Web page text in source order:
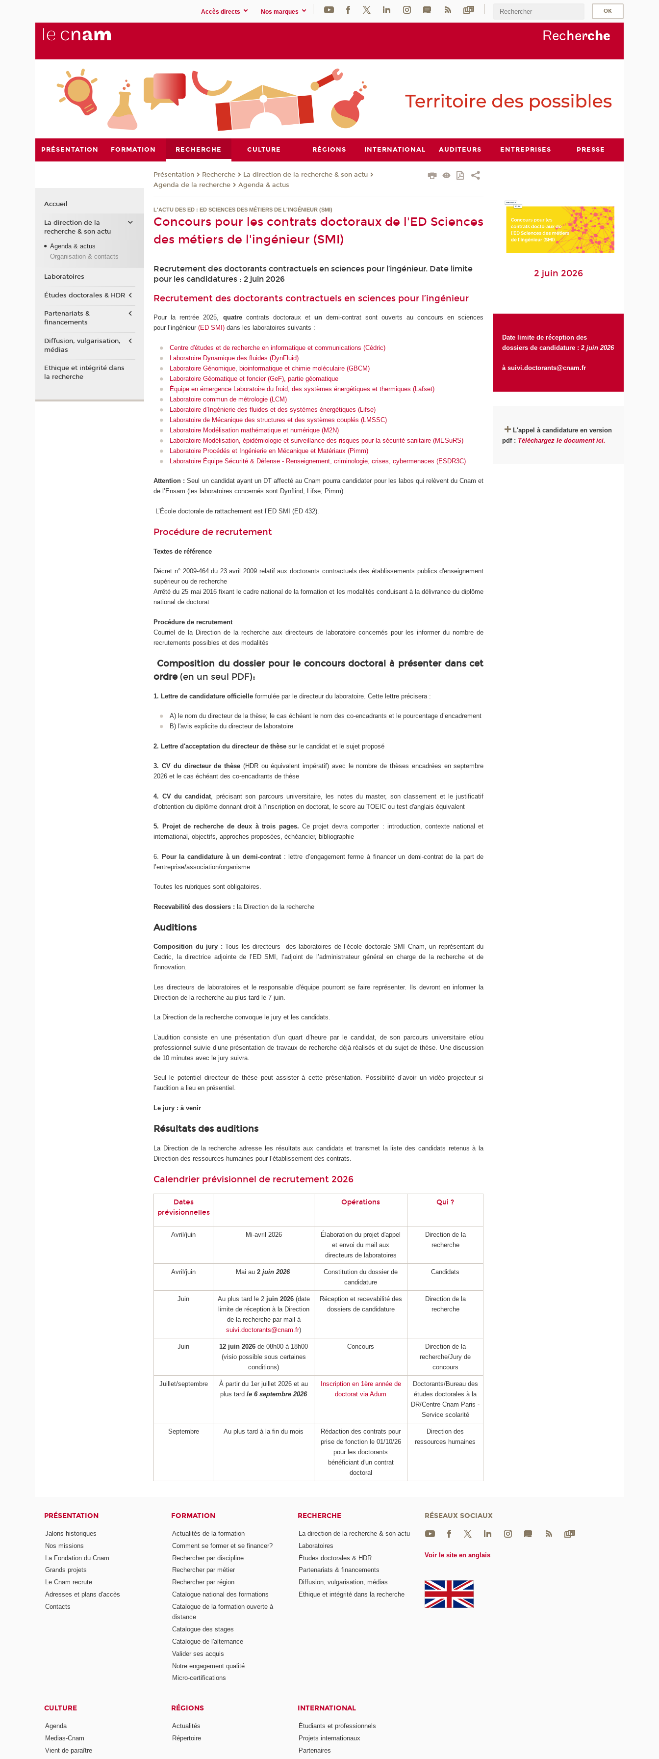
Accès directs Nos marques
Recherche
PRÉSENTATION FORMATION RECHERCHE CULTURE RÉGIONS INTERNATIONAL AUDITEURS ENTREPRISES PRESSE
Présentation Recherche
La direction de la recherche & son actu
Agenda de la recherche
Agenda & actus
L'ACTU DES ED : ED SCIENCES DES MÉTIERS DE L'INGÉNIEUR (SMI)
Concours pour les contrats doctoraux de l'ED Sciences
des métiers de l'ingénieur (SMI)
Recrutement des doctorants contractuels en sciences pour l’ingénieur. Date limite
pour les candidatures : 2 juin 2026
Recrutement des doctorants contractuels en sciences pour l’ingénieur
Pour la rentrée 2025, quatre contrats doctoraux et un demi-contrat sont ouverts au concours en sciences
pour l’ingénieur(ED SMI) dans les laboratoires suivants :
Centre d'études et de recherche en informatique et communications (Cédric)
Laboratoire Dynamique des fluides (DynFluid)
Laboratoire Génomique, bioinformatique et chimie moléculaire (GBCM)
Laboratoire Géomatique et foncier (GeF), partie géomatique
Équipe en émergence Laboratoire du froid, des systèmes énergétiques et thermiques (Lafset)
Laboratoire commun de métrologie (LCM)
Laboratoire d’Ingénierie des fluides et des systèmes énergétiques (Lifse)
Laboratoire de Mécanique des structures et des systèmes couplés (LMSSC)
Laboratoire Modélisation mathématique et numérique (M2N)
Laboratoire Modélisation, épidémiologie et surveillance des risques pour la sécurité sanitaire (MESuRS)
Laboratoire Procédés et Ingénierie en Mécanique et Matériaux (Pimm)
Laboratoire Équipe Sécurité & Défense - Renseignement, criminologie, crises, cybermenaces (ESDR3C)
Attention :Seul un candidat ayant un DT affecté au Cnam pourra candidater pour les labos qui relèvent du Cnam et
de l’Ensam (les laboratoires concernés sont Dynflind, Lifse, Pimm).
L’École doctorale de rattachement est l’ED SMI (ED 432).
Procédure de recrutement
Textes de référence
Décret n° 2009-464 du 23 avril 2009 relatif aux doctorants contractuels des établissements publics d'enseignement
supérieur ou de recherche
Arrêté du 25 mai 2016 fixant le cadre national de la formation et les modalités conduisant à la délivrance du diplôme
national de doctorat
Procédure de recrutement
Courriel de la Direction de la recherche aux directeurs de laboratoire concernés pour les informer du nombre de
recrutements possibles et des modalités
Composition du dossier pour le concours doctoral à présenter dans cet
ordre (en un seul PDF):
1. Lettre de candidature officielle formulée par le directeur du laboratoire. Cette lettre précisera :
A) le nom du directeur de la thèse; le cas échéant le nom des co-encadrants et le pourcentage d’encadrement
B) l'avis explicite du directeur de laboratoire
2. Lettre d'acceptation du directeur de thèse sur le candidat et le sujet proposé
3. CV du directeur de thèse (HDR ou équivalent impératif) avec le nombre de thèses encadrées en septembre
2026 et le cas échéant des co-encadrants de thèse
4. CV du candidat , précisant son parcours universitaire, les notes du master, son classement et le justificatif
d’obtention du diplôme donnant droit à l’inscription en doctorat, le score au TOEIC ou test d'anglais équivalent
5. Projet de recherche de deux à trois pages. Ce projet devra comporter : introduction, contexte national et
international, objectifs, approches proposées, échéancier, bibliographie
6. Pour la candidature à un demi-contrat: lettre d’engagement ferme à financer un demi-contrat de la part de
l’entreprise/association/organisme
Toutes les rubriques sont obligatoires.
Recevabilité des dossiers :la Direction de la recherche
Auditions
Composition du jury :Tous les directeurs des laboratoires de l’école doctorale SMI Cnam, un représentant du
Cedric, la directrice adjointe de l’ED SMI, l’adjoint de l’administrateur général en charge de la recherche et de
l'innovation.
Les directeurs de laboratoires et le responsable d'équipe pourront se faire représenter. Ils devront en informer la
Direction de la recherche au plus tard le 7 juin.
La Direction de la recherche convoque le jury et les candidats.
L’audition consiste en une présentation d’un quart d’heure par le candidat, de son parcours universitaire et/ou
professionnel suivie d’une présentation de travaux de recherche déjà réalisés et du sujet de thèse. Une discussion
de 10 minutes avec le jury suivra.
Seul le potentiel directeur de thèse peut assister à cette présentation. Possibilité d’avoir un vidéo projecteur si
l’audition a lieu en présentiel.
Le jury : à venir
Résultats des auditions
La Direction de la recherche adresse les résultats aux candidats et transmet la liste des candidats retenus à la
Direction des ressources humaines pour l’établissement des contrats.
Calendrier prévisionnel de recrutement 2026
Dates
prévisionnelles
Opérations Qui ?
Avril/juin Mi-avril 2026
Élaboration du projet d'appel
et envoi du mail aux
directeurs de laboratoires
Direction de la
recherche
Avril/juin Mai au2juin 2026
Constitution du dossier de
candidature
Candidats
Juin Au plus tard le 2juin 2026 (date
limite de réception à la Direction
de la recherche par mail à
suivi.doctorants@cnam.fr)
Réception et recevabilité des
dossiers de candidature
Direction de la
recherche
Juin 12 juin 2026 de 08h00 à 18h00
(visio possible sous certaines
conditions)
Concours
Direction de la
recherche/Jury de
concours
Juillet/septembre
À partir du 1er juillet 2026 et au
plus tardle 6 septembre 2026
Inscription en 1ère année de
doctorat via Adum
Doctorants/Bureau des
études doctorales à la
DR/Centre Cnam Paris -
Service scolarité
Septembre Au plus tard à la fin du mois
Rédaction des contrats pour
prise de fonction le 01/10/26
pour les doctorants
bénéficiant d'un contrat
doctoral
Direction des
ressources humaines
2 juin 2026
Date limite de réception des
dossiers de candidature : 2 juin 2026
àsuivi.doctorants@cnam.fr
L'appel à candidature en version
pdf : Téléchargez le document ici.
Accueil
La direction de la
recherche & son actu
Agenda & actus
Organisation & contacts
Laboratoires
Études doctorales & HDR
Partenariats &
financements
Diffusion, vulgarisation,
médias
Ethique et intégrité dans
la recherche
PRÉSENTATION
Jalons historiques
Nos missions
La Fondation du Cnam
Grands projets
Le Cnam recrute
Adresses et plans d'accès
Contacts
FORMATION
Actualités de la formation
Comment se former et se financer?
Rechercher par discipline
Rechercher par métier
Rechercher par région
Catalogue national des formations
Catalogue de la formation ouverte à
distance
Catalogue des stages
Catalogue de l'alternance
Valider ses acquis
Notre engagement qualité
Micro-certifications
RECHERCHE
La direction de la recherche & son actu
Laboratoires
Études doctorales & HDR
Partenariats & financements
Diffusion, vulgarisation, médias
Ethique et intégrité dans la recherche
CULTURE
Agenda
Medias-Cnam
Vient de paraître
RÉGIONS
Actualités
Répertoire
INTERNATIONAL
Étudiants et professionnels
Projets internationaux
Partenaires
RÉSEAUX SOCIAUX
Voir le site en anglais